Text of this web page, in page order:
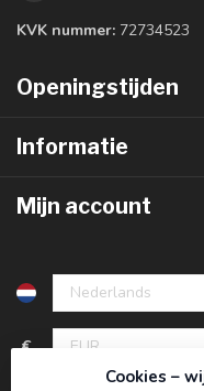
KVK nummer: 72734523
Openingstijden
Informatie
Mijn account
€
Cookies –